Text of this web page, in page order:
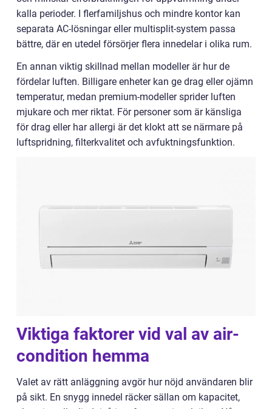
kalla perioder. I flerfamiljshus och mindre kontor kan
separata AC-lösningar eller multisplit-system passa
bättre, där en utedel försörjer flera innedelar i olika rum.
En annan viktig skillnad mellan modeller är hur de
fördelar luften. Billigare enheter kan ge drag eller ojämn
temperatur, medan premium-modeller sprider luften
mjukare och mer riktat. För personer som är känsliga
för drag eller har allergi är det klokt att se närmare på
luftspridning, filterkvalitet och avfuktningsfunktion.
Viktiga faktorer vid val av air-
condition hemma
Valet av rätt anläggning avgör hur nöjd användaren blir
på sikt. En snygg innedel räcker sällan om kapacitet,